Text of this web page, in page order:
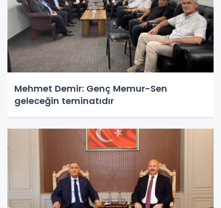
Mehmet Demir: Genç Memur-Sen
geleceğin teminatıdır